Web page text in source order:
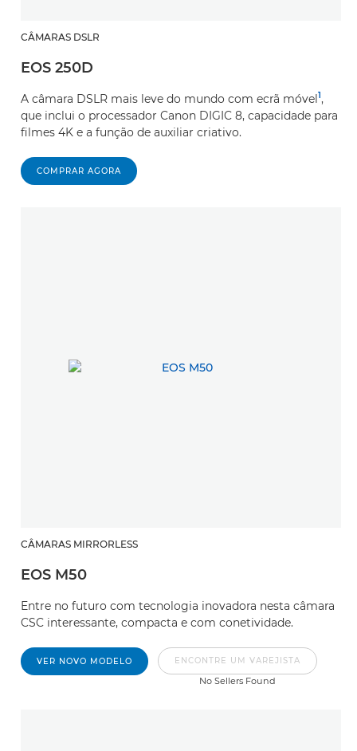
CÂMARAS DSLR
EOS 250D
A câmara DSLR mais leve do mundo com ecrã móvel1,
que inclui o processador Canon DIGIC 8, capacidade para
filmes 4K e a função de auxiliar criativo.
COMPRAR AGORA
CÂMARAS MIRRORLESS
EOS M50
Entre no futuro com tecnologia inovadora nesta câmara
CSC interessante, compacta e com conetividade.
VER NOVO MODELO ENCONTRE UM VAREJISTA
No Sellers Found